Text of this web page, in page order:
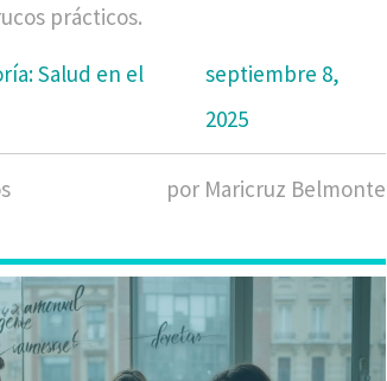
prácticos.
Salud en el
septiembre 8,
2025
por Maricruz Belmonte